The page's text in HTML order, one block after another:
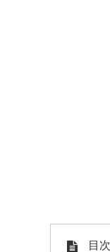
目次